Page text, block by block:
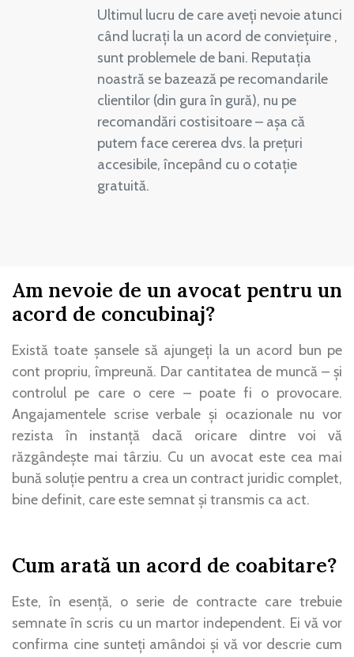
Ultimul lucru de care aveți nevoie atunci
când lucrați la un acord de conviețuire ,
sunt problemele de bani. Reputația
noastră se bazează pe recomandarile
clientilor (din gura în gură), nu pe
recomandări costisitoare – așa că
putem face cererea dvs. la prețuri
accesibile, începând cu o cotație
gratuită.
Am nevoie de un avocat pentru un
acord de concubinaj?
Există toate șansele să ajungeți la un acord bun pe
cont propriu, împreună. Dar cantitatea de muncă – și
controlul pe care o cere – poate fi o provocare.
Angajamentele scrise verbale și ocazionale nu vor
rezista în instanță dacă oricare dintre voi vă
răzgândește mai târziu. Cu un avocat este cea mai
bună soluție pentru a crea un contract juridic complet,
bine definit, care este semnat și transmis ca act.
Cum arată un acord de coabitare?
Este, în esență, o serie de contracte care trebuie
semnate în scris cu un martor independent. Ei vă vor
confirma cine sunteți amândoi și vă vor descrie cum